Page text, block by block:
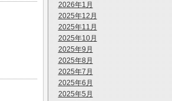
2026年1月
2025年12月
2025年11月
2025年10月
2025年9月
2025年8月
2025年7月
2025年6月
2025年5月